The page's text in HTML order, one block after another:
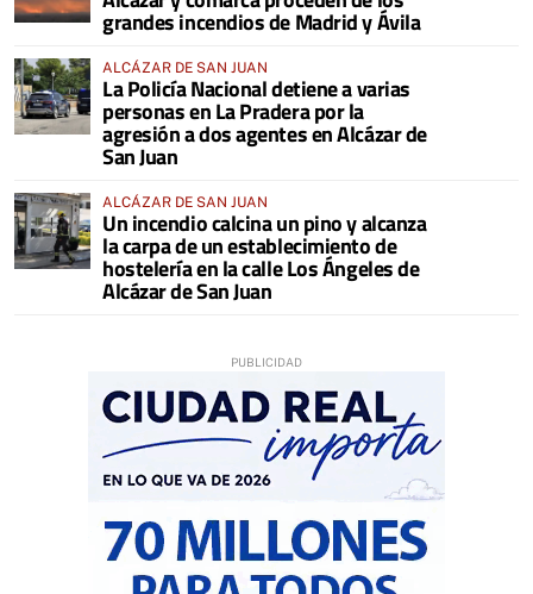
grandes incendios de Madrid y Ávila
ALCÁZAR DE SAN JUAN
La Policía Nacional detiene a varias
personas en La Pradera por la
agresión a dos agentes en Alcázar de
San Juan
ALCÁZAR DE SAN JUAN
Un incendio calcina un pino y alcanza
la carpa de un establecimiento de
hostelería en la calle Los Ángeles de
Alcázar de San Juan